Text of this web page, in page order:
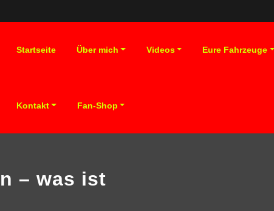
Startseite Über mich Videos Eure Fahrzeuge
Kontakt Fan-Shop
– was ist